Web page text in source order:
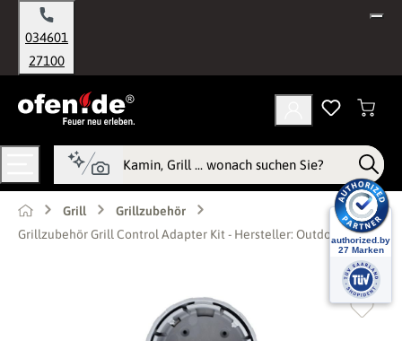
springen
034601
27100
Grill
Grillzubehör
Grillzubehör Grill Control Adapter Kit - Hersteller: Outdoorchef